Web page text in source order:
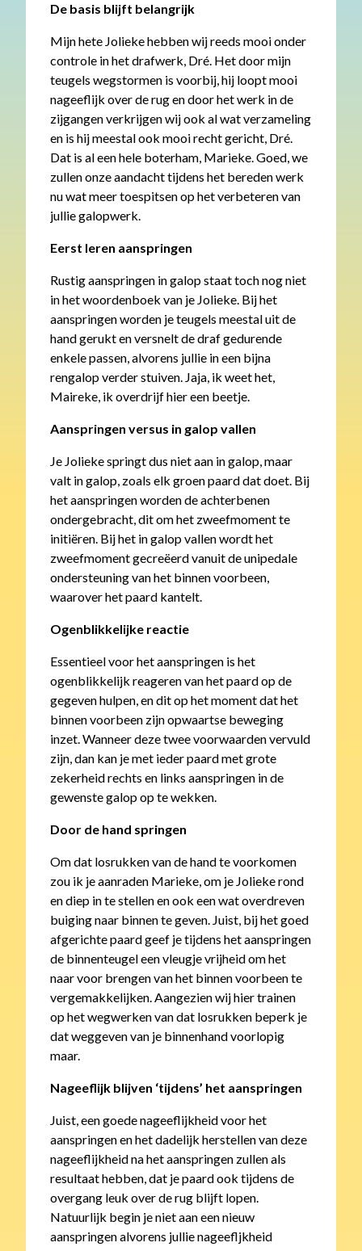
De basis blijft belangrijk
Mijn hete Jolieke hebben wij reeds mooi onder
controle in het drafwerk, Dré. Het door mijn
teugels wegstormen is voorbij, hij loopt mooi
nageeflijk over de rug en door het werk in de
zijgangen verkrijgen wij ook al wat verzameling
en is hij meestal ook mooi recht gericht, Dré.
Dat is al een hele boterham, Marieke. Goed, we
zullen onze aandacht tijdens het bereden werk
nu wat meer toespitsen op het verbeteren van
jullie galopwerk.
Eerst leren aanspringen
Rustig aanspringen in galop staat toch nog niet
in het woordenboek van je Jolieke. Bij het
aanspringen worden je teugels meestal uit de
hand gerukt en versnelt de draf gedurende
enkele passen, alvorens jullie in een bijna
rengalop verder stuiven. Jaja, ik weet het,
Maireke, ik overdrijf hier een beetje.
Aanspringen versus in galop vallen
Je Jolieke springt dus niet aan in galop, maar
valt in galop, zoals elk groen paard dat doet. Bij
het aanspringen worden de achterbenen
ondergebracht, dit om het zweefmoment te
initiëren. Bij het in galop vallen wordt het
zweefmoment gecreëerd vanuit de unipedale
ondersteuning van het binnen voorbeen,
waarover het paard kantelt.
Ogenblikkelijke reactie
Essentieel voor het aanspringen is het
ogenblikkelijk reageren van het paard op de
gegeven hulpen, en dit op het moment dat het
binnen voorbeen zijn opwaartse beweging
inzet. Wanneer deze twee voorwaarden vervuld
zijn, dan kan je met ieder paard met grote
zekerheid rechts en links aanspringen in de
gewenste galop op te wekken.
Door de hand springen
Om dat losrukken van de hand te voorkomen
zou ik je aanraden Marieke, om je Jolieke rond
en diep in te stellen en ook een wat overdreven
buiging naar binnen te geven. Juist, bij het goed
afgerichte paard geef je tijdens het aanspringen
de binnenteugel een vleugje vrijheid om het
naar voor brengen van het binnen voorbeen te
vergemakkelijken. Aangezien wij hier trainen
op het wegwerken van dat losrukken beperk je
dat weggeven van je binnenhand voorlopig
maar.
Nageeflijk blijven ‘tijdens’ het aanspringen
Juist, een goede nageeflijkheid voor het
aanspringen en het dadelijk herstellen van deze
nageeflijkheid na het aanspringen zullen als
resultaat hebben, dat je paard ook tijdens de
overgang leuk over de rug blijft lopen.
Natuurlijk begin je niet aan een nieuw
aanspringen alvorens jullie nageefljkheid